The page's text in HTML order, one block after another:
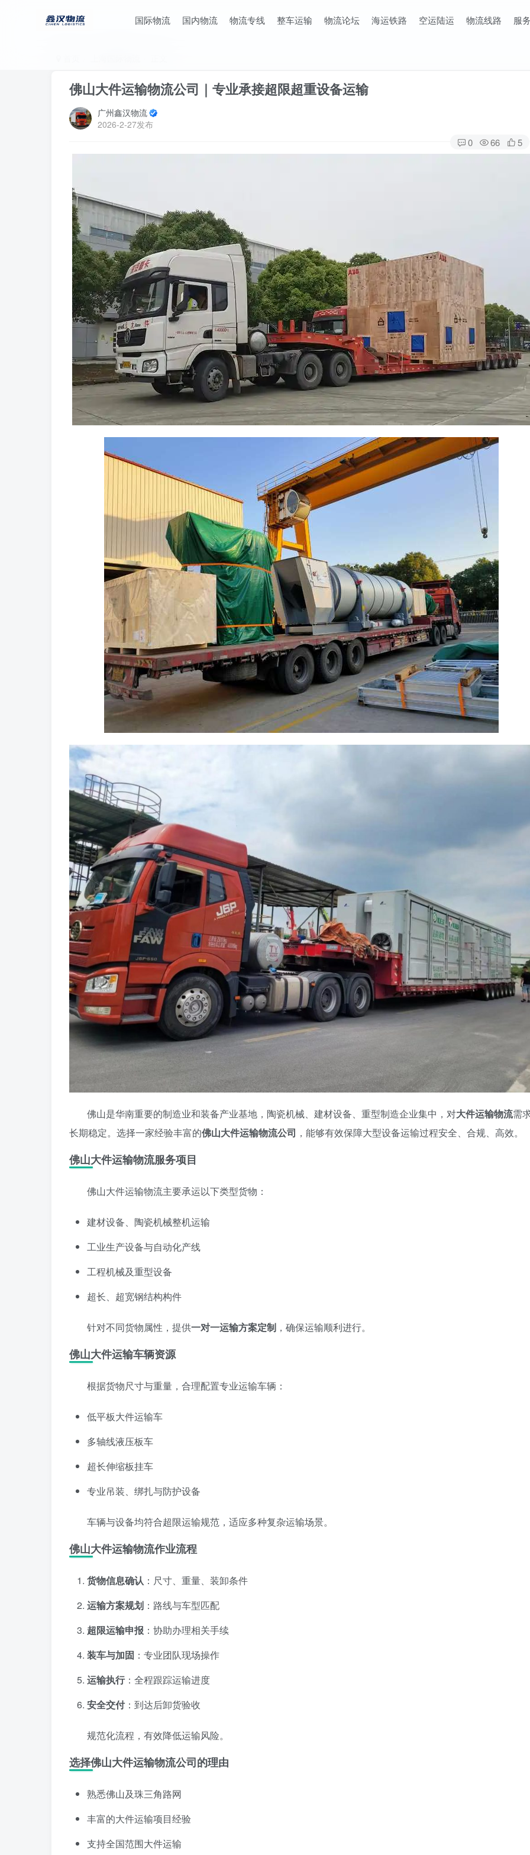
国际物流 国内物流 物流专线 整车运输 物流论坛 海运铁路 空运陆运 物流线路 服
佛山大件运输物流公司｜专业承接超限超重设备运输
广州鑫汉物流
2026-2-27发布
0 66 5
佛山是华南重要的制造业和装备产业基地，陶瓷机械、建材设备、重型制造企业集中，对大件运输物流需
长期稳定。选择一家经验丰富的佛山大件运输物流公司 ，能够有效保障大型设备运输过程安全、合规、高效。
佛山大件运输物流服务项目
佛山大件运输物流主要承运以下类型货物：
建材设备、陶瓷机械整机运输
工业生产设备与自动化产线
工程机械及重型设备
超长、超宽钢结构构件
针对不同货物属性，提供一对一运输方案定制 ，确保运输顺利进行。
佛山大件运输车辆资源
根据货物尺寸与重量，合理配置专业运输车辆：
低平板大件运输车
多轴线液压板车
超长伸缩板挂车
专业吊装、绑扎与防护设备
车辆与设备均符合超限运输规范，适应多种复杂运输场景。
佛山大件运输物流作业流程
货物信息确认 ：尺寸、重量、装卸条件
运输方案规划 ：路线与车型匹配
超限运输申报 ：协助办理相关手续
装车与加固 ：专业团队现场操作
运输执行：全程跟踪运输进度
安全交付：到达后卸货验收
规范化流程，有效降低运输风险。
选择佛山大件运输物流公司的理由
熟悉佛山及珠三角路网
丰富的大件运输项目经验
支持全国范围大件运输